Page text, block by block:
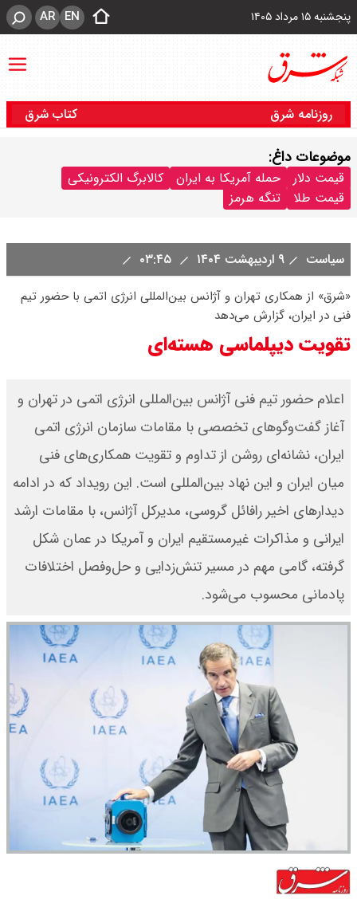
پنجشنبه ۱۵ مرداد ۱۴۰۵ EN
AR
روزنامه شرق کتاب شرق
موضوعات داغ:
قیمت دلار حمله آمریکا به ایران
کالابرگ الکترونیکی
قیمت طلا
تنگه هرمز
سیاست ۹ اردیبهشت ۱۴۰۴
«شرق» از همکاری تهران و آژانس بین‌المللی انرژی اتمی با حضور تیم
فنی در ایران، گزارش می‌دهد
تقویت دیپلماسی هسته‌ای
اعلام حضور تیم فنی آژانس بین‌المللی انرژی اتمی در تهران و
آغاز گفت‌وگوهای تخصصی با مقامات سازمان انرژی اتمی
ایران، نشانه‌ای روشن از تداوم و تقویت همکاری‌های فنی
میان ایران و این نهاد بین‌المللی است. این رویداد که در ادامه
دیدارهای اخیر رافائل گروسی، مدیرکل آژانس، با مقامات ارشد
ایرانی و مذاکرات غیرمستقیم ایران و آمریکا در عمان شکل
گرفته، گامی مهم در مسیر تنش‌زدایی و حل‌وفصل اختلافات
پادمانی محسوب می‌شود.